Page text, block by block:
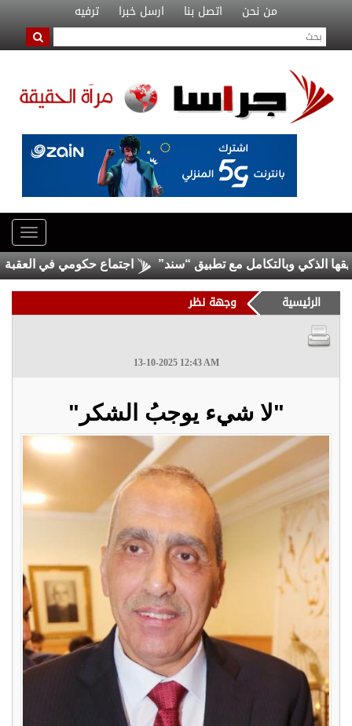
من نحن اتصل بنا ارسل خبرا ترفيه
وبالتكامل مع تطبيق “سند” اجتماع حكومي في العقبة لتعزيز
الرئيسية وجهة نظر
13-10-2025 12:43 AM
‏"لا شيء يوجبُ الشكر"